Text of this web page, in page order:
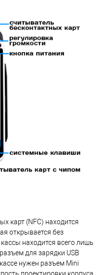
карт (NFC) находится
открывается без
находится всего лишь
для зарядки USB
нужен разъем Mini